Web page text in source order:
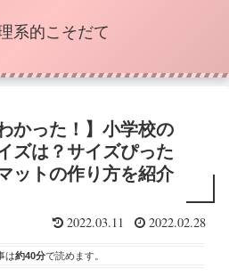
系的こそだて
かった！】小学校の
ズは？サイズぴった
ットの作り方を紹介
2022.03.11 2022.02.28
は約40分で読めます。